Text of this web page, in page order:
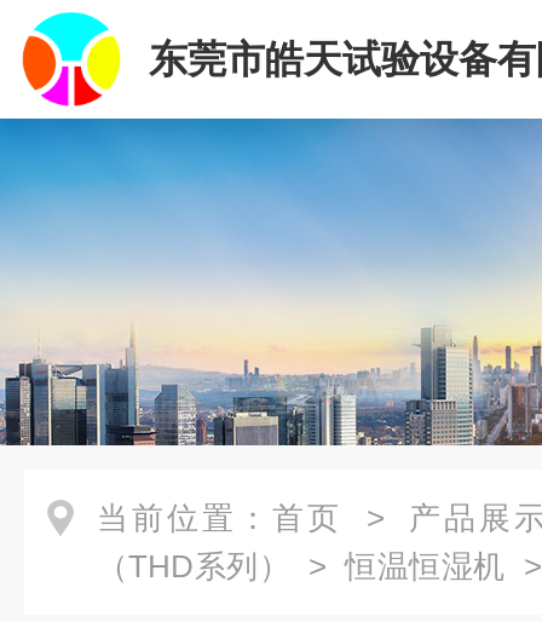
东莞市皓天试验设备
当前位置： 首页 > 产品展
（THD系列）
>恒温恒湿机